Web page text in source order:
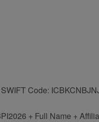
Code:
+ Full Name +